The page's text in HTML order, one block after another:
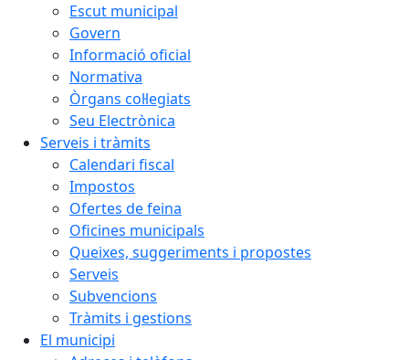
Escut municipal
Govern
Informació oficial
Normativa
Òrgans col·legiats
Seu Electrònica
Serveis i tràmits
Calendari fiscal
Impostos
Ofertes de feina
Oficines municipals
Queixes, suggeriments i propostes
Serveis
Subvencions
Tràmits i gestions
El municipi